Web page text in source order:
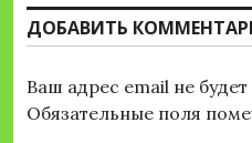
ДОБАВИТЬ
Ваш адрес email не
Обязательные поля